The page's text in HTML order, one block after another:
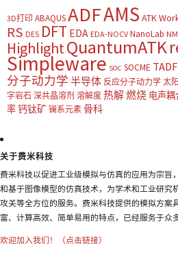
3D打印 ABAQUSADFAMS ATK
RS DES DFT EDA EDA-NOCV NanoLab
HighlightQuantumATK
Simpleware SOC SOCME TADF
分子动力学 半导体 反应分子动力学 太
字岩石 深共晶溶剂 溶解度 热解燃烧 电声耦
率钙钛矿 镧系元素 骨科
关于费米科技
费米科技以促进工业级模拟与仿真的应用为宗旨
和基于图像模型的仿真技术，为学术和工业研究
攻关等全方位的服务。费米科技提供的模拟方案
富、计算高效、简单易用的特点，已经服务于众
欢迎加入我们！（点击链接）